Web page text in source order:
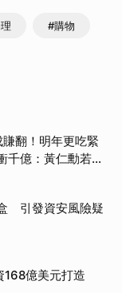
#購物
翻！明年更吃緊
千億：黃仁勳若想
引發資安風險疑
億美元打造